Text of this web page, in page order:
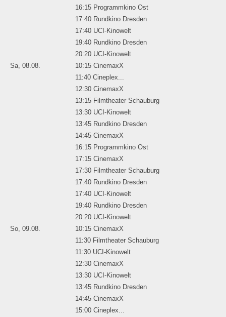
16:15 Programmkino Ost
17:40 Rundkino Dresden
17:40 UCI-Kinowelt
19:40 Rundkino Dresden
20:20 UCI-Kinowelt
Sa, 08.08.
10:15 CinemaxX
11:40 Cineplex...
12:30 CinemaxX
13:15 Filmtheater Schauburg
13:30 UCI-Kinowelt
13:45 Rundkino Dresden
14:45 CinemaxX
16:15 Programmkino Ost
17:15 CinemaxX
17:30 Filmtheater Schauburg
17:40 Rundkino Dresden
17:40 UCI-Kinowelt
19:40 Rundkino Dresden
20:20 UCI-Kinowelt
So, 09.08.
10:15 CinemaxX
11:30 Filmtheater Schauburg
11:30 UCI-Kinowelt
12:30 CinemaxX
13:30 UCI-Kinowelt
13:45 Rundkino Dresden
14:45 CinemaxX
15:00 Cineplex...